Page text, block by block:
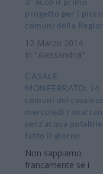
progetto per i
comuni della
12 Marzo 2014
In "Alessandria"
CASALE
MONFERRATO: 14
comuni del casalese
mercoledì
senz’acqua potabile
tutto il giorno
Non sappiamo
francamente se i